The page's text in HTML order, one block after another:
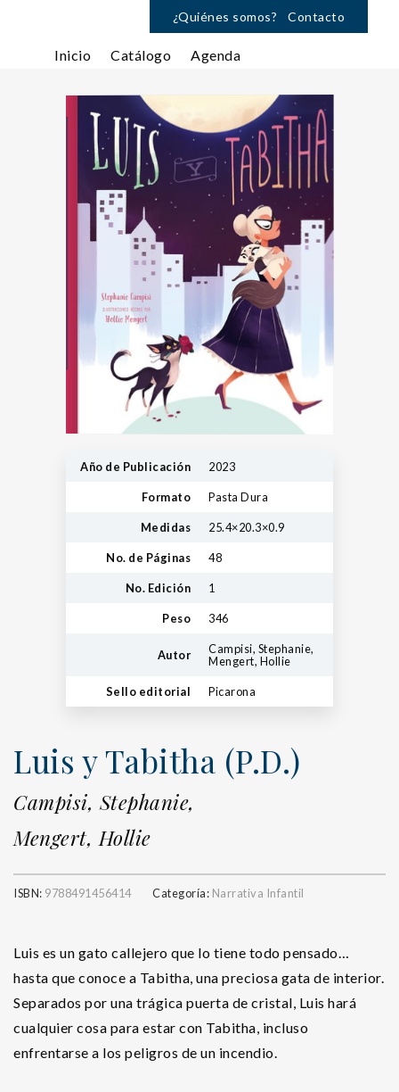
¿Quiénes somos? Contacto
Inicio Catálogo Agenda
Año de Publicación 2023
Formato Pasta Dura
Medidas 25.4×20.3×0.9
No. de Páginas 48
No. Edición 1
Peso 346
Autor
Campisi, Stephanie,
Mengert, Hollie
Sello editorial Picarona
Luis y Tabitha (P.D.)
Campisi, Stephanie,
Mengert, Hollie
ISBN: 9788491456414 Categoría: Narrativa Infantil
Luis es un gato callejero que lo tiene todo pensado…
hasta que conoce a Tabitha, una preciosa gata de interior.
Separados por una trágica puerta de cristal, Luis hará
cualquier cosa para estar con Tabitha, incluso
enfrentarse a los peligros de un incendio.